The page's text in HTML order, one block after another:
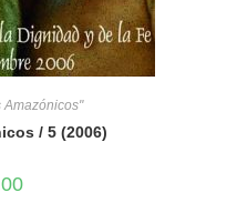
Amazónicos"
/ 5 (2006)